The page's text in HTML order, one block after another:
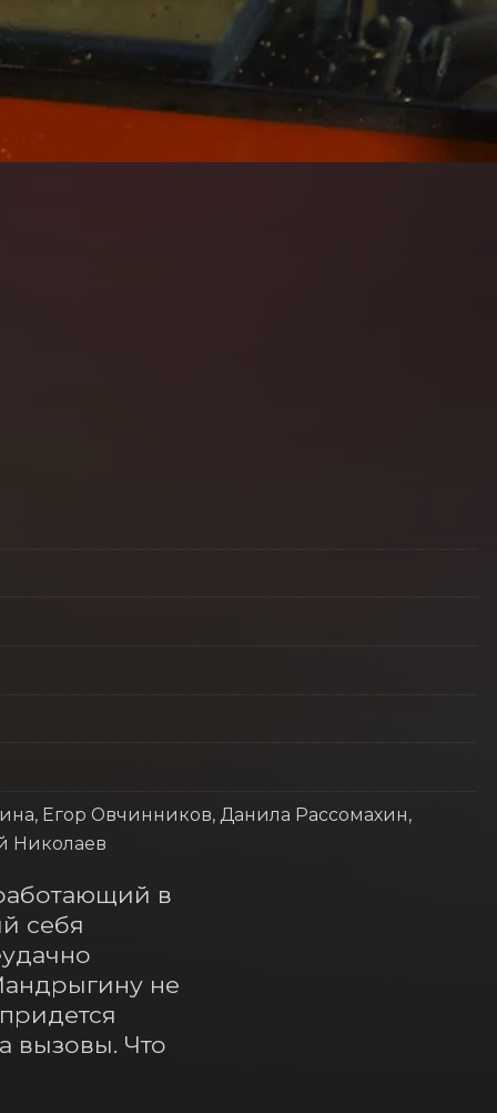
Егор Овчинников, Данила Рассомахин,
Николаев
в
себя
не
вызовы. Что